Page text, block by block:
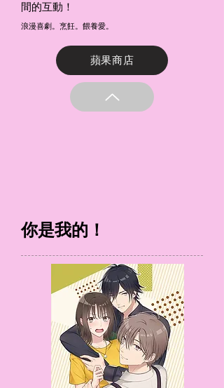
間的互動！
浪漫喜劇。烹飪。餵養愛。
蘋果商店
你是我的！